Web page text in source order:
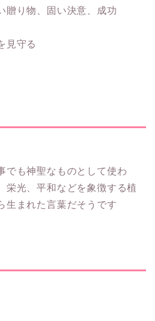
贈り物、固い決意、成功
見守る
でも神聖なものとして使わ
栄光、平和などを象徴する植
生まれた言葉だそうです